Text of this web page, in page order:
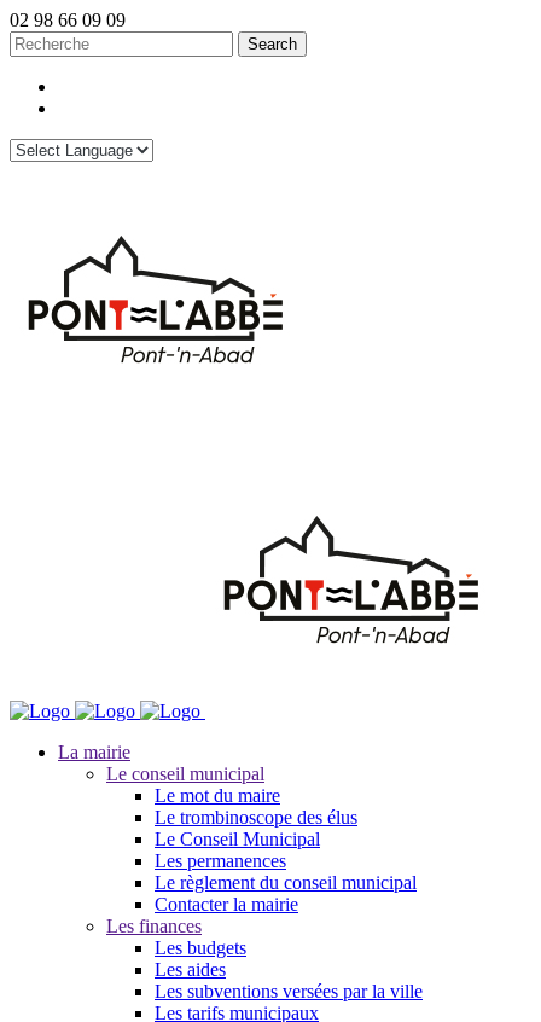
02 98 66 09 09
La mairie
Le conseil municipal
Le mot du maire
Le trombinoscope des élus
Le Conseil Municipal
Les permanences
Le règlement du conseil municipal
Contacter la mairie
Les finances
Les budgets
Les aides
Les subventions versées par la ville
Les tarifs municipaux